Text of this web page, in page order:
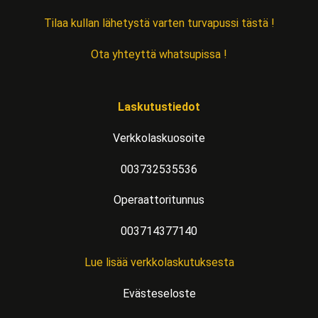
Tilaa kullan lähetystä varten turvapussi tästä !
Ota yhteyttä whatsupissa !
Laskutustiedot
Verkkolaskuosoite
003732535536
Operaattoritunnus
003714377140
Lue lisää verkkolaskutuksesta
Evästeseloste